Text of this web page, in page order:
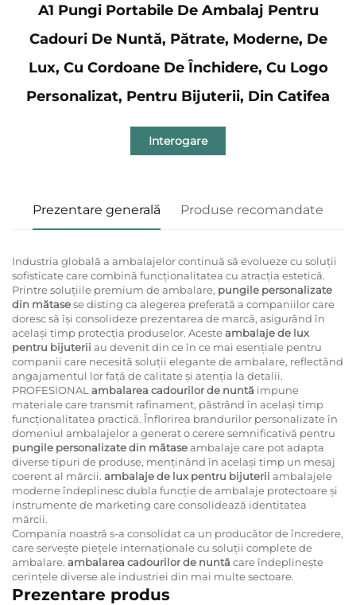
A1 Pungi Portabile De Ambalaj Pentru
Cadouri De Nuntă, Pătrate, Moderne, De
Lux, Cu Cordoane De Închidere, Cu Logo
Personalizat, Pentru Bijuterii, Din Catifea
Interogare
Prezentare generală Produse recomandate
Industria globală a ambalajelor continuă să evolueze cu soluții
sofisticate care combină funcționalitatea cu atracția estetică.
Printre soluțiile premium de ambalare, pungile personalizate
din mătasese disting ca alegerea preferată a companiilor care
doresc să își consolideze prezentarea de marcă, asigurând în
același timp protecția produselor. Acesteambalaje de lux
pentru bijuterii au devenit din ce în ce mai esențiale pentru
companii care necesită soluții elegante de ambalare, reflectând
angajamentul lor față de calitate și atenția la detalii.
PROFESIONAL ambalarea cadourilor de nuntă impune
materiale care transmit rafinament, păstrând în același timp
funcționalitatea practică. Înflorirea brandurilor personalizate în
domeniul ambalajelor a generat o cerere semnificativă pentru
pungile personalizate din mătaseambalaje care pot adapta
diverse tipuri de produse, menținând în același timp un mesaj
coerent al mărcii. ambalaje de lux pentru bijuterii ambalajele
moderne îndeplinesc dubla funcție de ambalaje protectoare și
instrumente de marketing care consolidează identitatea
mărcii.
Compania noastră s-a consolidat ca un producător de încredere,
care servește piețele internaționale cu soluții complete de
ambalare. ambalarea cadourilor de nuntă care îndeplinește
cerințele diverse ale industriei din mai multe sectoare.
Prezentare produs